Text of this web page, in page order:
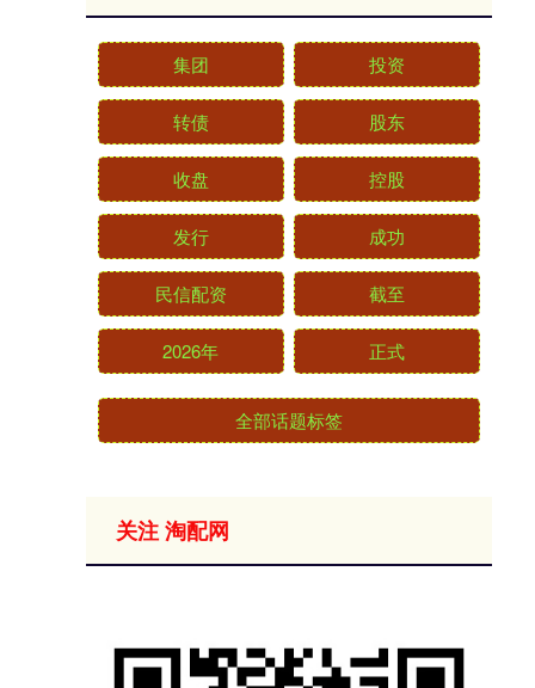
集团 投资
转债 股东
收盘 控股
发行 成功
民信配资 截至
2026年 正式
全部话题标签
关注 淘配网